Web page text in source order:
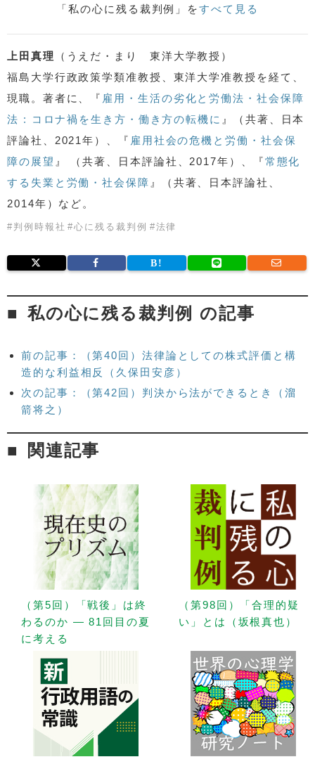
「私の心に残る裁判例」をすべて見る
上田真理 （うえだ・まり 東洋大学教授）
福島大学行政政策学類准教授、東洋大学准教授を経て、
現職。著者に、『 雇用・生活の劣化と労働法・社会保障
法 : コロナ禍を生き方・働き方の転機に 』（共著、日本
評論社、2021年）、『 雇用社会の危機と労働・社会保
障の展望 』 （共著、日本評論社、2017年）、『常態化
する失業と労働・社会保障 』（共著、日本評論社、
2014年）など。
# 判例時報社 #心に残る裁判例 #法律
私の心に残る裁判例 の記事
前の記事：（第40回）法律論としての株式評価と構
造的な利益相反（久保田安彦）
次の記事：（第42回）判決から法ができるとき（溜
箭将之）
関連記事
（第5回）「戦後」は終
わるのか — 81回目の夏
に考える
（第98回）「合理的疑
い」とは（坂根真也）